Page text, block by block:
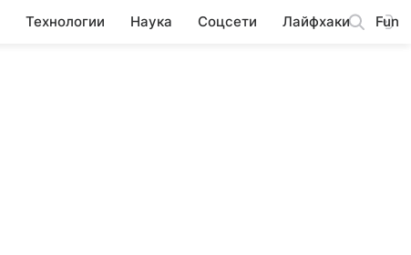
Технологии Наука Соцсети Лайфхаки Fun